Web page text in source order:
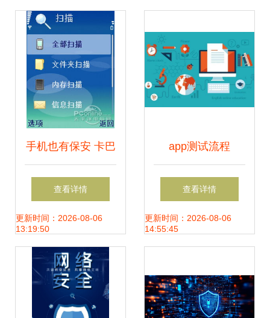
管理的引擎,做ERP
服务的领先者!
手机也有保安 卡巴
手机安全软件全体
验
查看详情
更新时间：2026-08-06
13:19:50
app测试流程
查看详情
更新时间：2026-08-06
14:55:45